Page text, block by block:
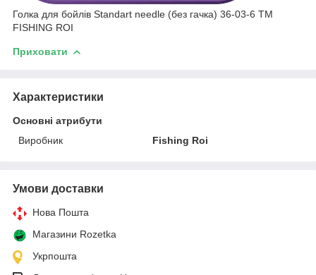
Голка для бойлів Standart needle (без гачка) 36-03-6 ТМ
FISHING ROI
Приховати
Характеристики
Основні атрибути
Виробник
Fishing Roi
Умови доставки
Нова Пошта
Магазини Rozetka
Укрпошта